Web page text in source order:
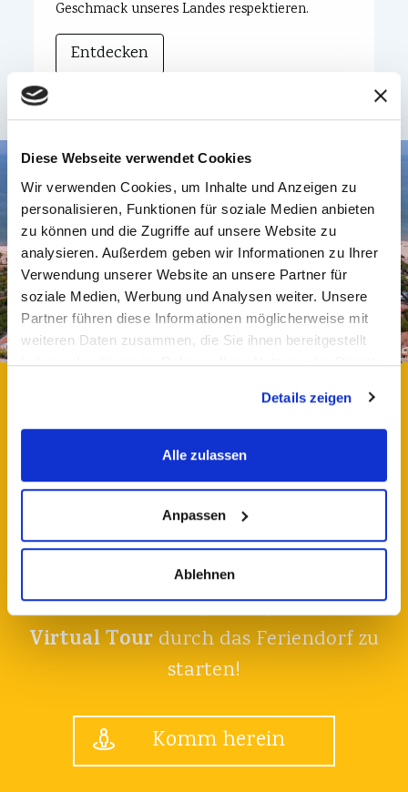
Diese Webseite verwendet Cookies
Wir verwenden Cookies, um Inhalte und Anzeigen zu
personalisieren, Funktionen für soziale Medien anbieten
zu können und die Zugriffe auf unsere Website zu
analysieren. Außerdem geben wir Informationen zu Ihrer
Verwendung unserer Website an unsere Partner für
soziale Medien, Werbung und Analysen weiter. Unsere
Partner führen diese Informationen möglicherweise mit
weiteren Daten zusammen, die Sie ihnen bereitgestellt
haben oder die sie im Rahmen Ihrer Nutzung der Dienste
https://www.villaggioholiday.it/de/cookie-
policy.aspx
Details zeigen
Alle zulassen
Anpassen
Ablehnen
Geschmack unseres Landes respektieren.
Entdecken
Virtual Tour
Klicken Sie auf „Enter“, um den
Virtual Tourdurch das Feriendorf zu
starten!
Komm herein